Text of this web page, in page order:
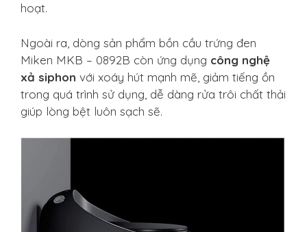
hoạt.
Ngoài ra, dòng sản phẩm bồn cầu trứng đen
Miken MKB – 0892B còn ứng dụng công nghệ
xả siphon với xoáy hút mạnh mẽ, giảm tiếng ồn
trong quá trình sử dụng, dễ dàng rửa trôi chất thải
giúp lòng bệt luôn sạch sẽ.